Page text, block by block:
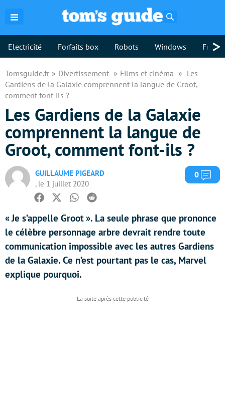
Electricité Forfaits box Robots Windows >
Tomsguide.fr Divertissement Films et cinéma
Les
Gardiens de la Galaxie comprennent la langue de Groot,
comment font-ils ?
Les Gardiens de la Galaxie
comprennent la langue de
Groot, comment font-ils ?
GUILLAUME PIGEARD
, le 1 juillet 2020
0
Facebook
TwitterWhatsapp
Reddit
« Je s’appelle Groot ». La seule phrase que prononce
le célèbre personnage arbre devrait rendre toute
communication impossible avec les autres Gardiens
de la Galaxie. Ce n’est pourtant pas le cas, Marvel
explique pourquoi.